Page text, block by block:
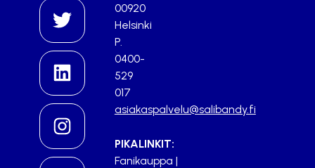
00920
Helsinki
P.
0400-
529
017
asiakaspalvelu@salibandy.fi
PIKALINKIT:
Fanikauppa |